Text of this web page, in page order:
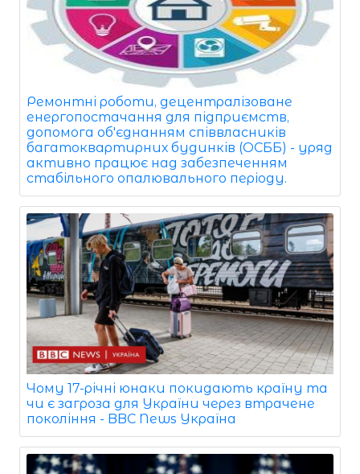
Ремонтні роботи, децентралізоване
енергопостачання для підприємств,
допомога об'єднанням співвласників
багатоквартирних будинків (ОСББ) - уряд
активно працює над забезпеченням
стабільного опалювального періоду.
Чому 17-річні юнаки покидають країну та
чи є загроза для України через втрачене
покоління - BBC News Україна